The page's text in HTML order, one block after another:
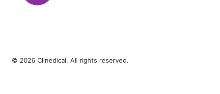
© 2026 Clinedical. All rights reserved.